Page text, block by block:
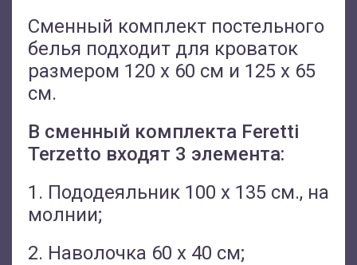
Сменный комплект постельного
белья подходит для кроваток
размером 120 х 60 см и 125 х 65
см.
В сменный комплекта Feretti
Terzetto входят 3 элемента:
1. Пододеяльник 100 х 135 см., на
молнии;
2. Наволочка 60 х 40 см;